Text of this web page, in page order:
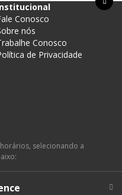
Conosco
nós
Conosco
de Privacidade
selecionando a